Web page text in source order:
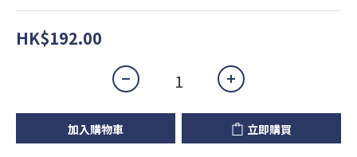
HK$192.00
加入購物車 立即購買